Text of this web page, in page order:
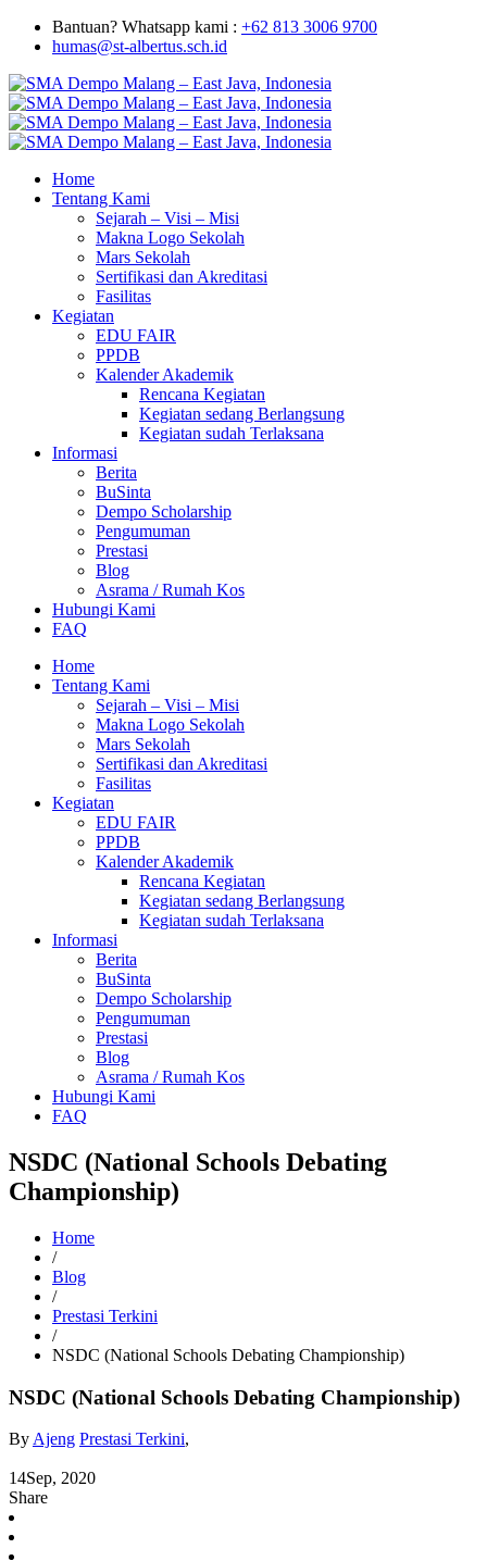
Bantuan? Whatsapp kami : +62 813 3006 9700
humas@st-albertus.sch.id
Home
Tentang Kami
Sejarah – Visi – Misi
Makna Logo Sekolah
Mars Sekolah
Sertifikasi dan Akreditasi
Fasilitas
Kegiatan
EDU FAIR
PPDB
Kalender Akademik
Rencana Kegiatan
Kegiatan sedang Berlangsung
Kegiatan sudah Terlaksana
Informasi
Berita
BuSinta
Dempo Scholarship
Pengumuman
Prestasi
Blog
Asrama / Rumah Kos
Hubungi Kami
FAQ
Home
Tentang Kami
Sejarah – Visi – Misi
Makna Logo Sekolah
Mars Sekolah
Sertifikasi dan Akreditasi
Fasilitas
Kegiatan
EDU FAIR
PPDB
Kalender Akademik
Rencana Kegiatan
Kegiatan sedang Berlangsung
Kegiatan sudah Terlaksana
Informasi
Berita
BuSinta
Dempo Scholarship
Pengumuman
Prestasi
Blog
Asrama / Rumah Kos
Hubungi Kami
FAQ
NSDC (National Schools Debating
Championship)
Home
/
Blog
/
Prestasi Terkini
/
NSDC (National Schools Debating Championship)
NSDC (National Schools Debating Championship)
By Ajeng Prestasi Terkini,
14Sep, 2020
Share